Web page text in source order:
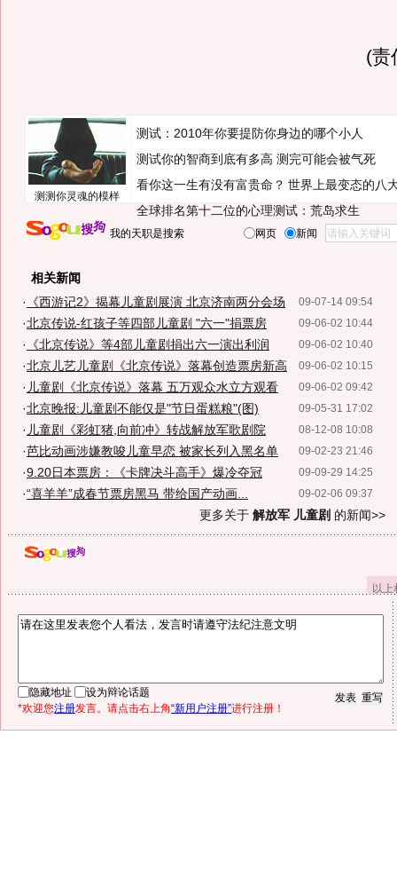
(责
测测你灵魂的模样
测试：2010年你要提防你身边的哪个小人
测试你的智商到底有多高 测完可能会被气死
看你这一生有没有富贵命？ 世界上最变态的八
全球排名第十二位的心理测试：荒岛求生
我的天职是搜索 网页 新闻
相关新闻
09-07-14 09:54
· 《西游记2》揭幕儿童剧展演 北京济南两分会场
09-06-02 10:44
·北京传说-红孩子等四部儿童剧 "六一"捐票房
09-06-02 10:40
· 《北京传说》等4部儿童剧捐出六一演出利润
09-06-02 10:15
·北京儿艺儿童剧《北京传说》落幕创造票房新高
09-06-02 09:42
· 儿童剧《北京传说》落幕 五万观众水立方观看
09-05-31 17:02
·北京晚报:儿童剧不能仅是"节日蛋糕粮"(图)
08-12-08 10:08
· 儿童剧《彩虹猪,向前冲》转战解放军歌剧院
09-02-23 21:46
·芭比动画涉嫌教唆儿童早恋 被家长列入黑名单
09-09-29 14:25
·9.20日本票房：《卡牌决斗高手》爆冷夺冠
09-02-06 09:37
·“喜羊羊”成春节票房黑马 带给国产动画...
更多关于 解放军 儿童剧 的新闻>>
以
隐藏地址
设为辩论话题
*欢迎您注册发言。请点击右上角“新用户注册”进行注册！